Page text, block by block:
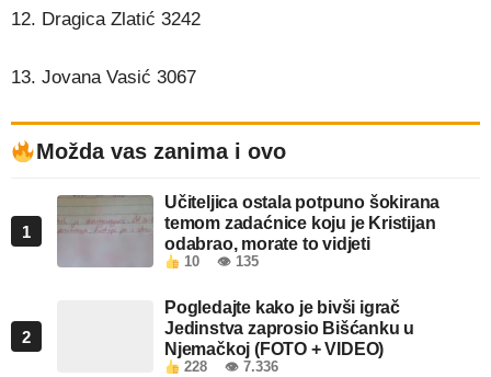
12. Dragica Zlatić 3242
13. Jovana Vasić 3067
Možda vas zanima i ovo
1
Učiteljica ostala potpuno šokirana
temom zadaćnice koju je Kristijan
odabrao, morate to vidjeti
10 👁 135
2
Pogledajte kako je bivši igrač
Jedinstva zaprosio Bišćanku u
Njemačkoj (FOTO + VIDEO)
228 👁 7.336